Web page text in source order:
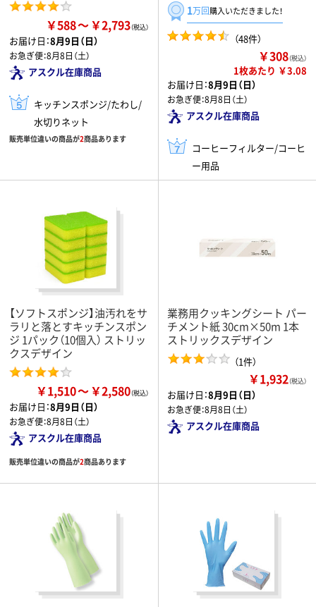
￥588 ￥2,793
お届け日：8月9日（日）
お急ぎ便：8月8日（土）
アスクル在庫商品
キッチンスポンジ/たわし/
水切りネット
販売単位違いの商品が2商品あります
1万回購入いただきました！
（48件）
￥308（税込）
1枚あたり ￥3.08
お届け日：8月9日（日）
お急ぎ便：8月8日（土）
アスクル在庫商品
コーヒーフィルター/コーヒ
ー用品
【ソフトスポンジ】油汚れをサ
ラリと落とすキッチンスポン
ジ 1パック（10個入） ストリッ
クスデザイン
￥1,510 ￥2,580
お届け日：8月9日（日）
お急ぎ便：8月8日（土）
アスクル在庫商品
販売単位違いの商品が2商品あります
業務用クッキングシート パー
チメント紙 30cm×50m 1本
ストリックスデザイン
（1件）
￥1,932（税込）
お届け日：8月9日（日）
お急ぎ便：8月8日（土）
アスクル在庫商品